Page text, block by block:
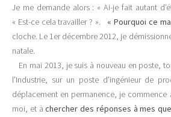
Je me demande alors : « Ai-je fait autant
« Est-ce cela travailler ? ». « Pourquoi ce
cloche. Le 1er décembre 2012, je
natale.
En mai 2013, je suis à nouveau en poste,
l’Industrie, sur un poste d’ingénieur de
déplacement en permanence, je
moi, et àchercher des réponses à mes